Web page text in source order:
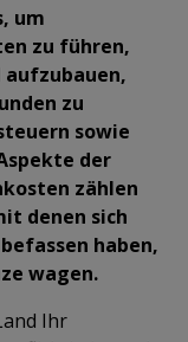
um
zu führen,
zu
sowie
der
zählen
denen sich
haben,
wagen.
Ihr